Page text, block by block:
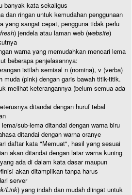
banyak kata sekaligus
dan ringan untuk kemudahan penggunaan
yang sangat cepat, pengguna tidak perlu
) jendela atau laman web (website)
warna yang memudahkan mencari lema
beberapa penjelasannya:
istilah semisal n (nomina), v (verba)
muda (pink) dengan garis bawah titik-titik.
melihat keterangannya (belum semua ada
ditandai dengan huruf tebal
sub-lema ditandai dengan warna biru
ditandai dengan warna oranye
daftar kata "Memuat", hasil yang sesuai
akan ditandai dengan latar warna kuning
ada di dalam kata dasar maupun
akan ditampilkan tanpa harus
server
Link) yang indah dan mudah diingat untuk